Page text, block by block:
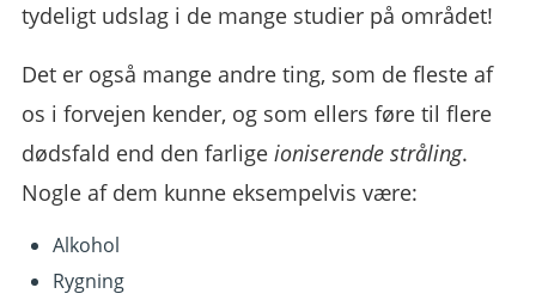
tydeligt udslag i de mange studier på området!
Det er også mange andre ting, som de fleste af
os i forvejen kender, og som ellers føre til flere
dødsfald end den farligeioniserende stråling.
Nogle af dem kunne eksempelvis være:
Alkohol
Rygning